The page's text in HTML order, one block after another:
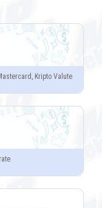
Kripto Valute